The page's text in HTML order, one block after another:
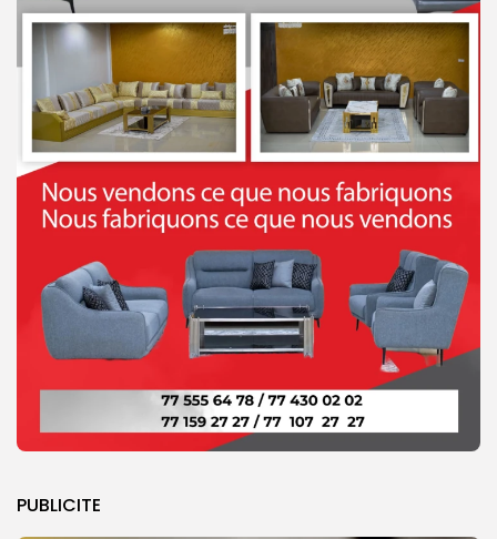
PUBLICITE